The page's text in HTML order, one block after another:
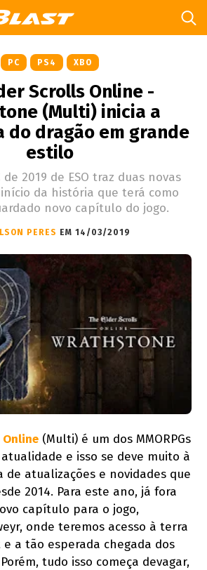
PC PS4 XBO
Scrolls Online -
(Multi) inicia a
do dragão em grande
estilo
de 2019 de ESO traz duas novas
da história que terá como
novo capítulo do jogo.
PERES EM 14/03/2019
Online (Multi) é um dos MMORPGs
e isso se deve muito à
de atualizações e novidades que
2014. Para este ano, já fora
capítulo para o jogo,
onde teremos acesso à terra
a tão esperada chegada dos
tudo isso começa devagar,